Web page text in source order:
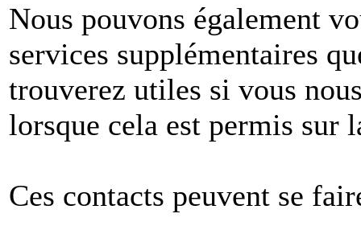
Nous pouvons également
services supplémentaires
trouverez utiles si vous
lorsque cela est permis sur
Ces contacts peuvent se